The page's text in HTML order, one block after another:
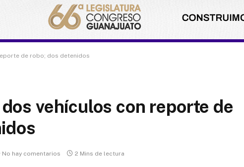
de robo; dos detenidos
vehículos con reporte de
No hay comentarios 2 Mins de lectura